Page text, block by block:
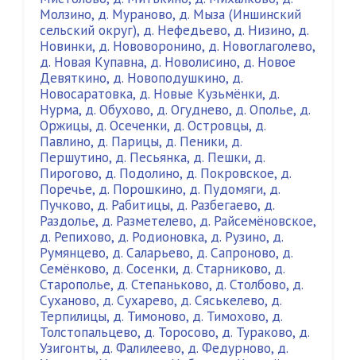
Молзино, д. Мураново, д. Мыза (Иншинский
сельский округ), д. Нефедьево, д. Низино, д.
Новинки, д. Нововоронино, д. Новоглаголево,
д. Новая Купавна, д. Новолисино, д. Новое
Девяткино, д. Новоподушкино, д.
Новосаратовка, д. Новые Кузьмёнки, д.
Нурма, д. Обухово, д. Огуднево, д. Ополье, д.
Оржицы, д. Осеченки, д. Островцы, д.
Павлино, д. Парицы, д. Пеники, д.
Першутино, д. Песьянка, д. Пешки, д.
Пирогово, д. Подолино, д. Покровское, д.
Поречье, д. Порошкино, д. Пудомяги, д.
Пучково, д. Рабитицы, д. Разбегаево, д.
Раздолье, д. Разметелево, д. Райсемёновское,
д. Репихово, д. Родионовка, д. Рузино, д.
Румянцево, д. Саларьево, д. Сапроново, д.
Семёнково, д. Сосенки, д. Старниково, д.
Старополье, д. Степаньково, д. Столбово, д.
Суханово, д. Сухарево, д. Сяськелево, д.
Терпилицы, д. Тимоново, д. Тимохово, д.
Толстопальцево, д. Торосово, д. Тураково, д.
Узигонты, д. Фалилеево, д. Федурново, д.